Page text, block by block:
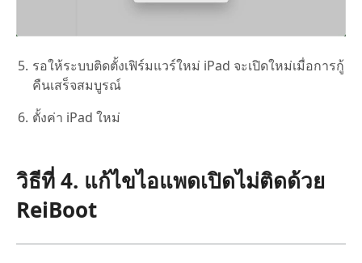
รอให้ระบบติดตั้งเฟิร์มแวร์ใหม่ iPad จะเปิดใหม่เมื่อการกู้
คืนเสร็จสมบูรณ์
ตั้งค่า iPad ใหม่
วิธีที่ 4. แก้ไขไอแพดเปิดไม่ติดด้วย
ReiBoot